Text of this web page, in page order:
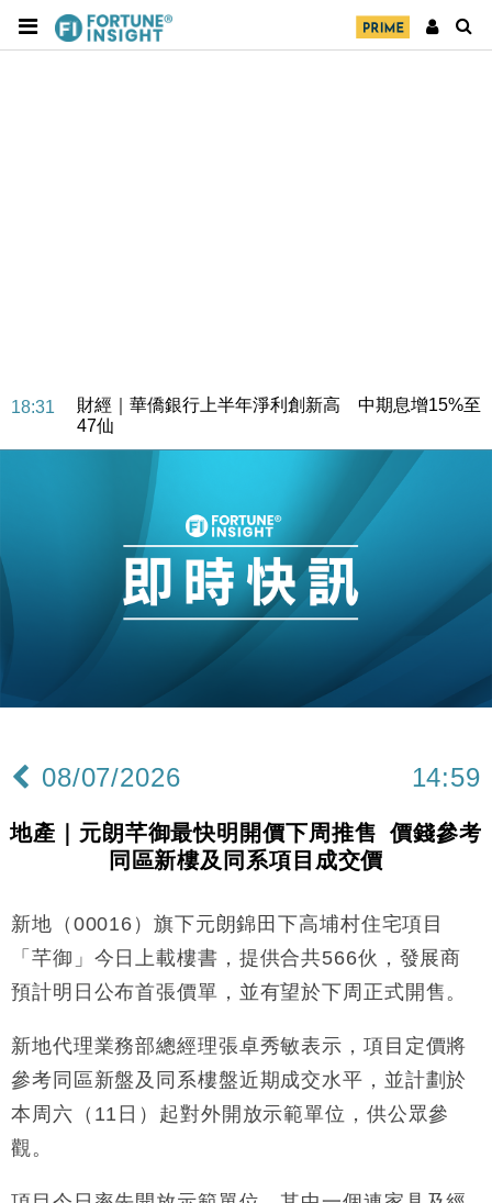
18:31
財經｜華僑銀行上半年淨利創新高 中期息增15%至
47仙
財經｜滙豐上調香港今年GDP預測至4.5% 看好貿易
及消費表現
本地｜假冒內地執法人員要求交「保證金」 43歲女子
損失近6900萬元
財經｜日經失守6.5萬點後回穩 全周仍升近2%
15:47
財經｜恒隆10月換帥 玩具「反」斗城亞洲CEO蔡德
財經｜韓股反覆波動收跌 連挫7周創逾3年最長跌勢
12:44
財經｜日本春季三度入市撐日圓 4月單日斥6.28萬億
11:12
國際｜特朗普料美伊戰事快結束 承認部分彈藥庫存緊
司
18:31
財經｜華僑銀行上半年淨利創新高 中期息增15%至
16:47
損失近6900萬元
16:05
財經｜日經失守6.5萬點後回穩 全周仍升近2%
粦接任
08/07/2026 14:59
地產｜元朗芊御最快明開價下周推售 價錢參考
同區新樓及同系項目成交價
新地（00016）旗下元朗錦田下高埔村住宅項目
「芊御」今日上載樓書，提供合共566伙，發展商
預計明日公布首張價單，並有望於下周正式開售。
新地代理業務部總經理張卓秀敏表示，項目定價將
參考同區新盤及同系樓盤近期成交水平，並計劃於
本周六（11日）起對外開放示範單位，供公眾參
觀。